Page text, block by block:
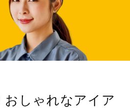
おしゃれなアイア